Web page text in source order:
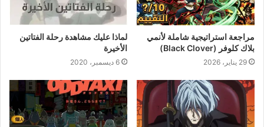
مراجعة استراتيجية شاملة لأنمي
بلاك كلوفر (Black Clover)
29 يناير، 2026
لماذا عليك مشاهدة رحلة الفتاتين
الأخيرة
6 ديسمبر، 2020